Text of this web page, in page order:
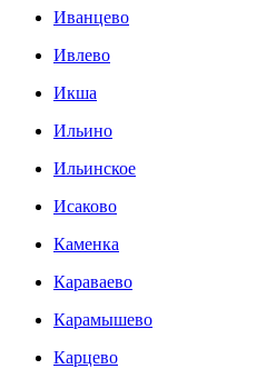
Иванцево
Ивлево
Икша
Ильино
Ильинское
Исаково
Каменка
Караваево
Карамышево
Карцево